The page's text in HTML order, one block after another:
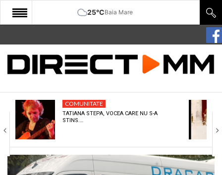
25°CBaia Mare
START
COMUNITATE
CULTURA
ECONOMIE
SANATATE
SPORT
COMUNITATE
TATIANA STEPA, VOCEA CARE NU S-A
STINS.…